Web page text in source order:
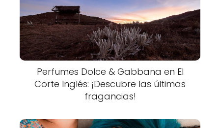
Perfumes Dolce & Gabbana en El
Corte Inglés: ¡Descubre las últimas
fragancias!